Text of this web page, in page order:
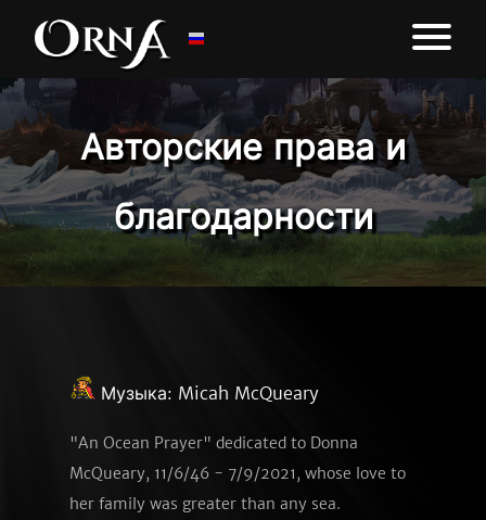
Авторские права и
благодарности
Музыка: Micah McQueary
"An Ocean Prayer" dedicated to Donna
McQueary, 11/6/46 - 7/9/2021, whose love to
her family was greater than any sea.